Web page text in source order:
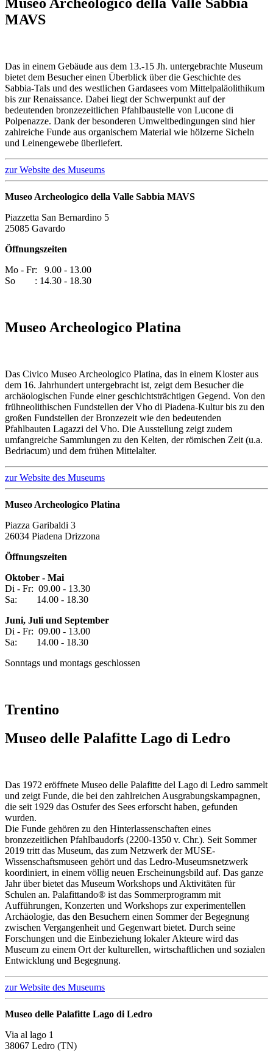
Museo Archeologico della Valle Sabbia
MAVS
Das in einem Gebäude aus dem 13.-15 Jh. untergebrachte Museum
bietet dem Besucher einen Überblick über die Geschichte des
Sabbia-Tals und des westlichen Gardasees vom Mittelpaläolithikum
bis zur Renaissance. Dabei liegt der Schwerpunkt auf der
bedeutenden bronzezeitlichen Pfahlbaustelle von Lucone di
Polpenazze. Dank der besonderen Umweltbedingungen sind hier
zahlreiche Funde aus organischem Material wie hölzerne Sicheln
und Leinengewebe überliefert.
zur Website des Museums
Museo Archeologico della Valle Sabbia MAVS
Piazzetta San Bernardino 5
25085 Gavardo
Öffnungszeiten
Mo - Fr: 9.00 - 13.00
So : 14.30 - 18.30
Museo Archeologico Platina
Das Civico Museo Archeologico Platina, das in einem Kloster aus
dem 16. Jahrhundert untergebracht ist, zeigt dem Besucher die
archäologischen Funde einer geschichtsträchtigen Gegend. Von den
frühneolithischen Fundstellen der Vho di Piadena-Kultur bis zu den
großen Fundstellen der Bronzezeit wie den bedeutenden
Pfahlbauten Lagazzi del Vho. Die Ausstellung zeigt zudem
umfangreiche Sammlungen zu den Kelten, der römischen Zeit (u.a.
Bedriacum) und dem frühen Mittelalter.
zur Website des Museums
Museo Archeologico Platina
Piazza Garibaldi 3
26034 Piadena Drizzona
Öffnungszeiten
Oktober - Mai
Di - Fr: 09.00 - 13.30
Sa: 14.00 - 18.30
Juni, Juli und September
Di - Fr: 09.00 - 13.00
Sa: 14.00 - 18.30
Sonntags und montags geschlossen
Trentino
Museo delle Palafitte Lago di Ledro
Das 1972 eröffnete Museo delle Palafitte del Lago di Ledro sammelt
und zeigt Funde, die bei den zahlreichen Ausgrabungskampagnen,
die seit 1929 das Ostufer des Sees erforscht haben, gefunden
wurden.
Die Funde gehören zu den Hinterlassenschaften eines
bronzezeitlichen Pfahlbaudorfs (2200-1350 v. Chr.). Seit Sommer
2019 tritt das Museum, das zum Netzwerk der MUSE-
Wissenschaftsmuseen gehört und das Ledro-Museumsnetzwerk
koordiniert, in einem völlig neuen Erscheinungsbild auf. Das ganze
Jahr über bietet das Museum Workshops und Aktivitäten für
Schulen an. Palafittando® ist das Sommerprogramm mit
Aufführungen, Konzerten und Workshops zur experimentellen
Archäologie, das den Besuchern einen Sommer der Begegnung
zwischen Vergangenheit und Gegenwart bietet. Durch seine
Forschungen und die Einbeziehung lokaler Akteure wird das
Museum zu einem Ort der kulturellen, wirtschaftlichen und sozialen
Entwicklung und Begegnung.
zur Website des Museums
Museo delle Palafitte Lago di Ledro
Via al lago 1
38067 Ledro (TN)